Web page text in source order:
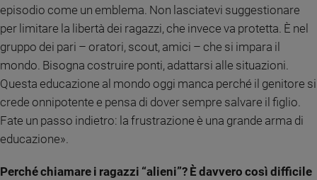
siamo
Contatti
Pubblicità
Registrati
episodio come un emblema. Non lasciatevi suggestionare
per limitare la libertà dei ragazzi, che invece va protetta. È nel
gruppo dei pari – oratori, scout, amici – che si impara il
mondo. Bisogna costruire ponti, adattarsi alle situazioni.
Questa educazione al mondo oggi manca perché il genitore si
crede onnipotente e pensa di dover sempre salvare il figlio.
Fate un passo indietro: la frustrazione è una grande arma di
educazione».
Perché chiamare i ragazzi “alieni”? È davvero così difficile